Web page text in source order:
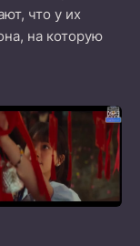
что у их
на которую